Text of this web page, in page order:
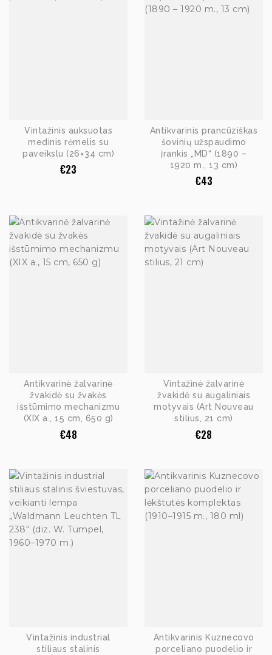
Vintažinis auksuotas
medinis rėmelis su
paveikslu (26×34 cm)
€23
Antikvarinis prancūziškas
šovinių užspaudimo
įrankis „MD“ (1890 –
1920 m., 13 cm)
€43
Antikvarinė žalvarinė
žvakidė su žvakės
išstūmimo mechanizmu
(XIX a., 15 cm, 650 g)
€48
Vintažinė žalvarinė
žvakidė su augaliniais
motyvais (Art Nouveau
stilius, 21 cm)
€28
Vintažinis industrial
stiliaus stalinis
Antikvarinis Kuznecovo
porceliano puodelio ir